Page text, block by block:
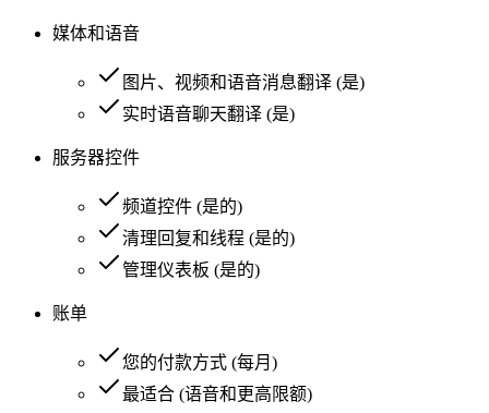
媒体和语音
图片、视频和语音消息翻译 (是)
实时语音聊天翻译 (是)
服务器控件
频道控件 (是的)
清理回复和线程 (是的)
管理仪表板 (是的)
账单
您的付款方式 (每月 )
最适合 (语音和更高限额)